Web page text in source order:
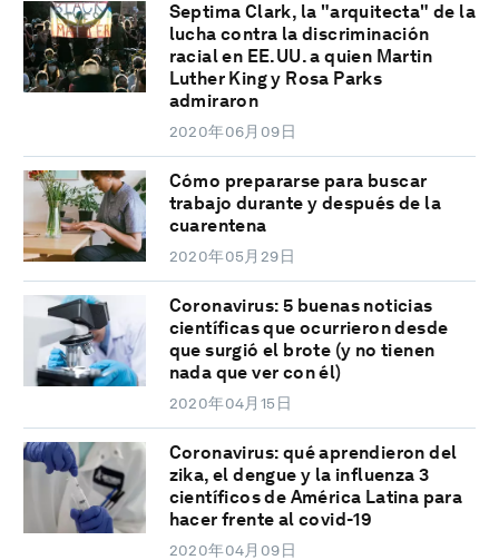
Septima Clark, la "arquitecta" de la
lucha contra la discriminación
racial en EE.UU. a quien Martin
Luther King y Rosa Parks
admiraron
2020年06月09日
Cómo prepararse para buscar
trabajo durante y después de la
cuarentena
2020年05月29日
Coronavirus: 5 buenas noticias
científicas que ocurrieron desde
que surgió el brote (y no tienen
nada que ver con él)
2020年04月15日
Coronavirus: qué aprendieron del
zika, el dengue y la influenza 3
científicos de América Latina para
hacer frente al covid-19
2020年04月09日